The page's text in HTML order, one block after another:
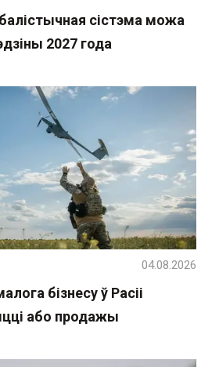
сістэма можа
2027 года
бізнесу ў Расіі
або продажы
04.08.2026